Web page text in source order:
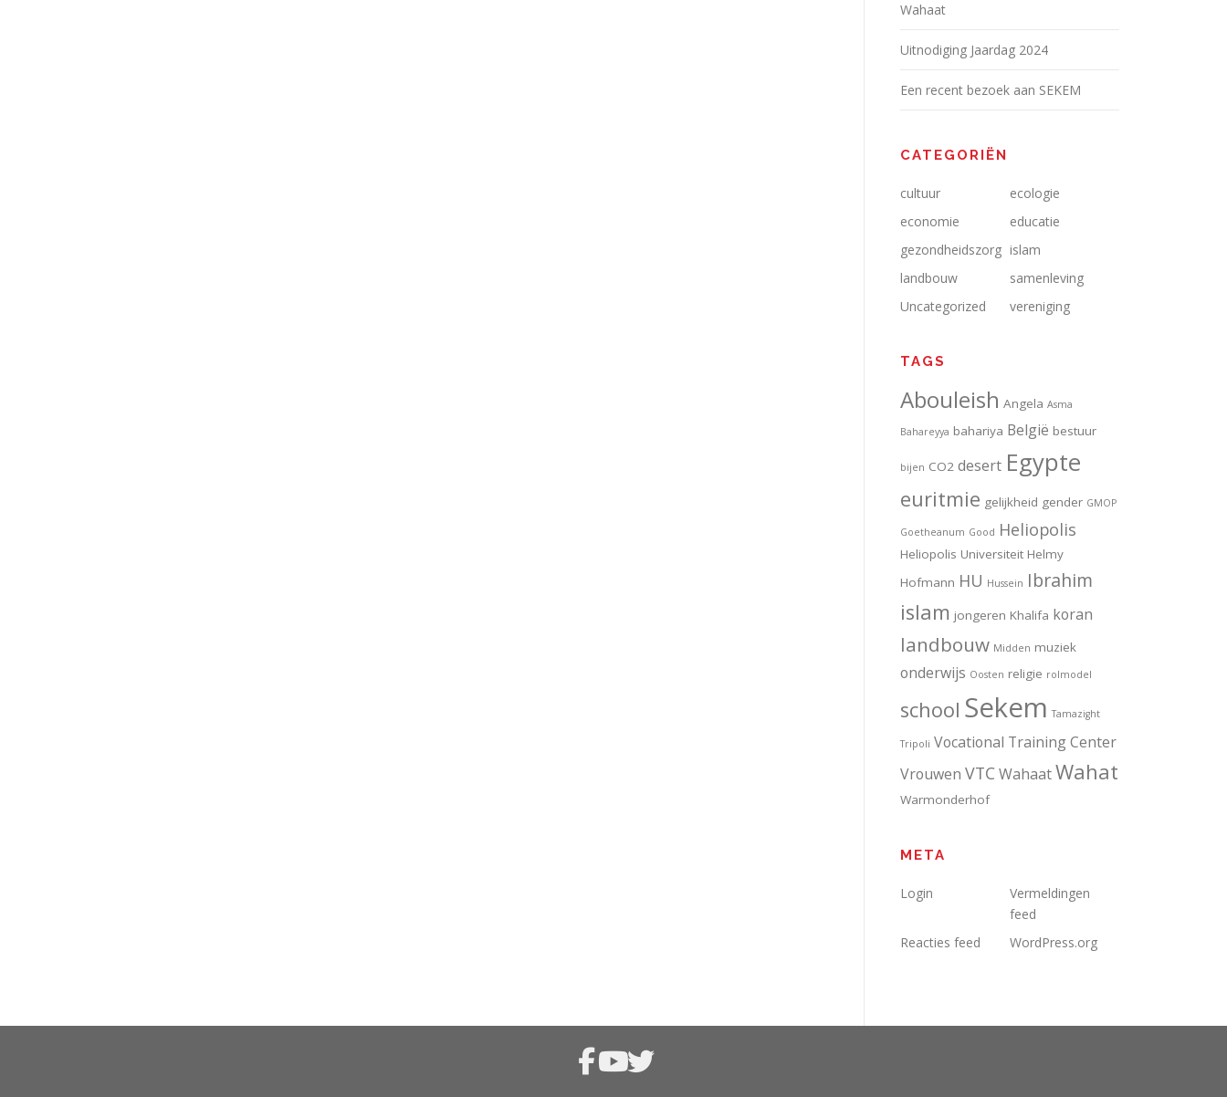
Wahaat
Uitnodiging Jaardag 2024
Een recent bezoek aan SEKEM
CATEGORIËN
cultuur
ecologie
economie
educatie
gezondheidszorg islam
landbouw
samenleving
Uncategorized
vereniging
TAGS
Abouleish Angela Asma
Bahareyya bahariya België bestuur
bijen CO2 desert Egypte
euritmie gelijkheid gender GMOP
Goetheanum Good Heliopolis
Heliopolis Universiteit Helmy
Hofmann HU Hussein Ibrahim
islam jongeren Khalifa koran
landbouw Midden muziek
onderwijs Oosten religie rolmodel
school Sekem Tamazight
Tripoli Vocational Training Center
Vrouwen VTC WahaatWahat
Warmonderhof
META
Login
Vermeldingen
feed
Reacties feed
WordPress.org